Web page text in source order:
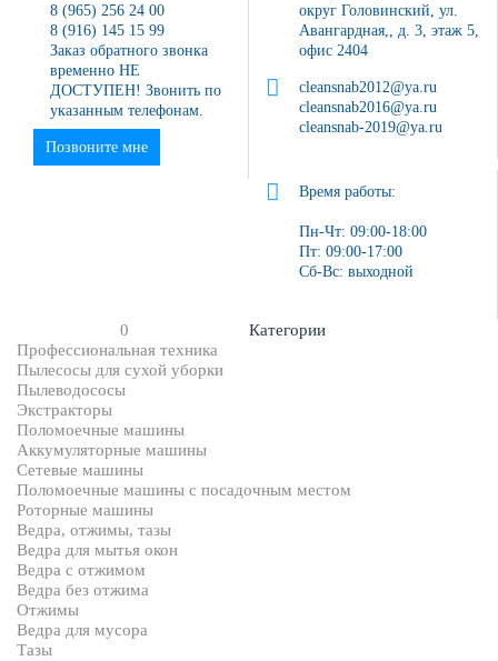
8 (965) 256 24 00
8 (916) 145 15 99
Заказ обратного звонка
временно НЕ
ДОСТУПЕН! Звонить по
указанным телефонам.
Позвоните мне
округ Головинский, ул.
Авангардная,, д. 3, этаж 5,
офис 2404
cleansnab2012@ya.ru
cleansnab2016@ya.ru
cleansnab-2019@ya.ru
Время работы:
Пн-Чт: 09:00-18:00
Пт: 09:00-17:00
Сб-Вс: выходной
0
Категории
Профессиональная техника
Пылесосы для сухой уборки
Пылеводососы
Экстракторы
Поломоечные машины
Аккумуляторные машины
Сетевые машины
Поломоечные машины с посадочным местом
Роторные машины
Ведра, отжимы, тазы
Ведра для мытья окон
Ведра с отжимом
Ведра без отжима
Отжимы
Ведра для мусора
Тазы